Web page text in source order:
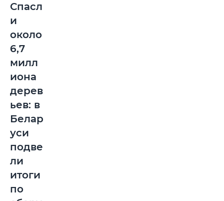
Спасл
и
около
6,7
милл
иона
дерев
ьев: в
Белар
уси
подве
ли
итоги
по